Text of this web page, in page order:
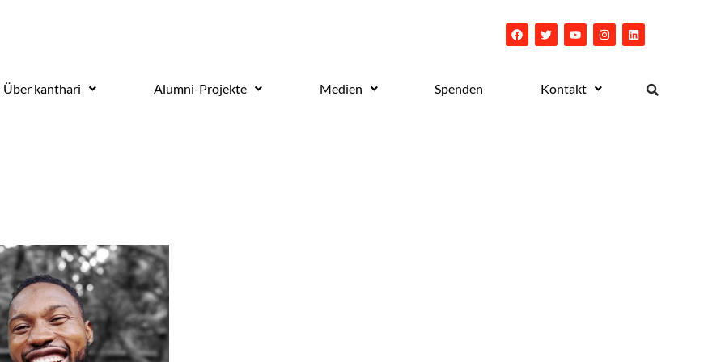
Über kanthari Alumni-Projekte Medien Spenden Kontakt